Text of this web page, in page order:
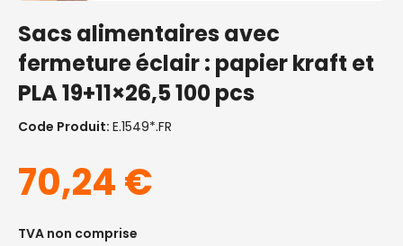
Sacs alimentaires avec
fermeture éclair : papier kraft et
PLA 19+11×26,5 100 pcs
Code Produit: E.1549*.FR
70,24€
TVA non comprise